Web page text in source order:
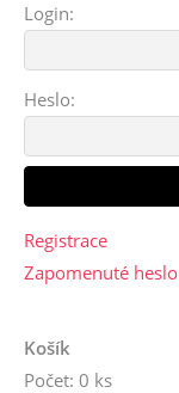
Login:
Heslo:
Registrace
Zapomenuté heslo
Košík
Počet: 0 ks